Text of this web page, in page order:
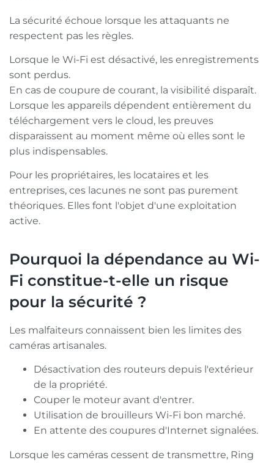
La sécurité échoue lorsque les attaquants ne
respectent pas les règles.
Lorsque le Wi-Fi est désactivé, les enregistrements
sont perdus.
En cas de coupure de courant, la visibilité disparaît.
Lorsque les appareils dépendent entièrement du
téléchargement vers le cloud, les preuves
disparaissent au moment même où elles sont le
plus indispensables.
Pour les propriétaires, les locataires et les
entreprises, ces lacunes ne sont pas purement
théoriques. Elles font l'objet d'une exploitation
active.
Pourquoi la dépendance au Wi-
Fi constitue-t-elle un risque
pour la sécurité ?
Les malfaiteurs connaissent bien les limites des
caméras artisanales.
Désactivation des routeurs depuis l'extérieur
de la propriété.
Couper le moteur avant d'entrer.
Utilisation de brouilleurs Wi-Fi bon marché.
En attente des coupures d'Internet signalées.
Lorsque les caméras cessent de transmettre, Ring